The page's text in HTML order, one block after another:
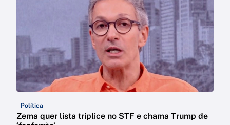
Política
Zema quer lista tríplice no STF e chama Trump de